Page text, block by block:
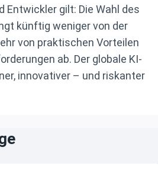
Entwickler gilt: Die Wahl des
künftig weniger von der
von praktischen Vorteilen
ab. Der globale KI-
innovativer – und riskanter